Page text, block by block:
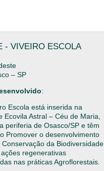
- VIVEIRO ESCOLA
– SP
:
Escola está inserida na
Ecovila Astral – Céu de Maria,
periferia de Osasco/SP e têm
Promover o desenvolvimento
da Biodiversidade
regenerativas
nas práticas Agroflorestais.